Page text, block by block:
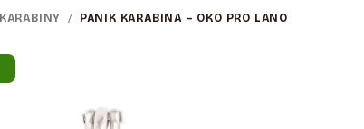
KARABINY / PANIK KARABINA – OKO PRO LANO